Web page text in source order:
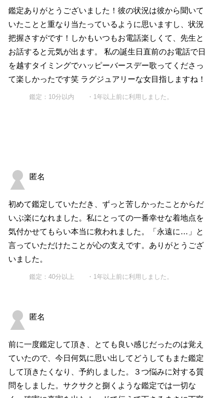
鑑定ありがとうございました！彼の状況は彼から聞いて
いたことと重なり当たっているように思いますし、状況
把握さすがです！しかもいつもお電話楽しくて、先生と
お話すると元気が出ます。 私の誕生日直前のお電話で日
を越すタイミングでハッピーバースデー歌ってくださっ
て楽しかったです笑 ラグジュアリーな女目指しますね！
鑑定：10分以内 ・1年以上前に利用しました。
匿名
初めて鑑定していただき、ずっと苦しかったことからだ
いぶ楽になれました。私にとっての一番幸せな着地点を
気付かせてもらい本当に救われました。「永遠に…」と
言っていただけたことが心の支えです。ありがとうござ
いました。
鑑定：40分以上 ・1年以上前に利用しました。
匿名
前に一度鑑定して頂き、とても良い感じだったのは覚え
ていたので、今日何気に思い出してどうしてもまた鑑定
して頂きたくなり、予約しました。３つ悩みに対する質
問をしました。サクサクと捌くような鑑定では一切な